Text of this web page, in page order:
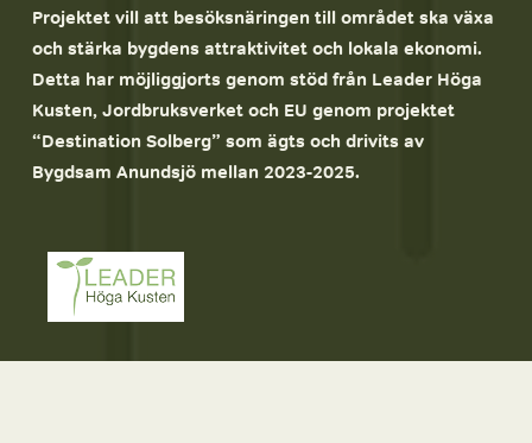
Projektet vill att besöksnäringen till området ska växa
och stärka bygdens attraktivitet och lokala ekonomi.
Detta har möjliggjorts genom stöd från Leader Höga
Kusten, Jordbruksverket och EU genom projektet
“Destination Solberg” som ägts och drivits av
Bygdsam Anundsjö mellan 2023-2025.